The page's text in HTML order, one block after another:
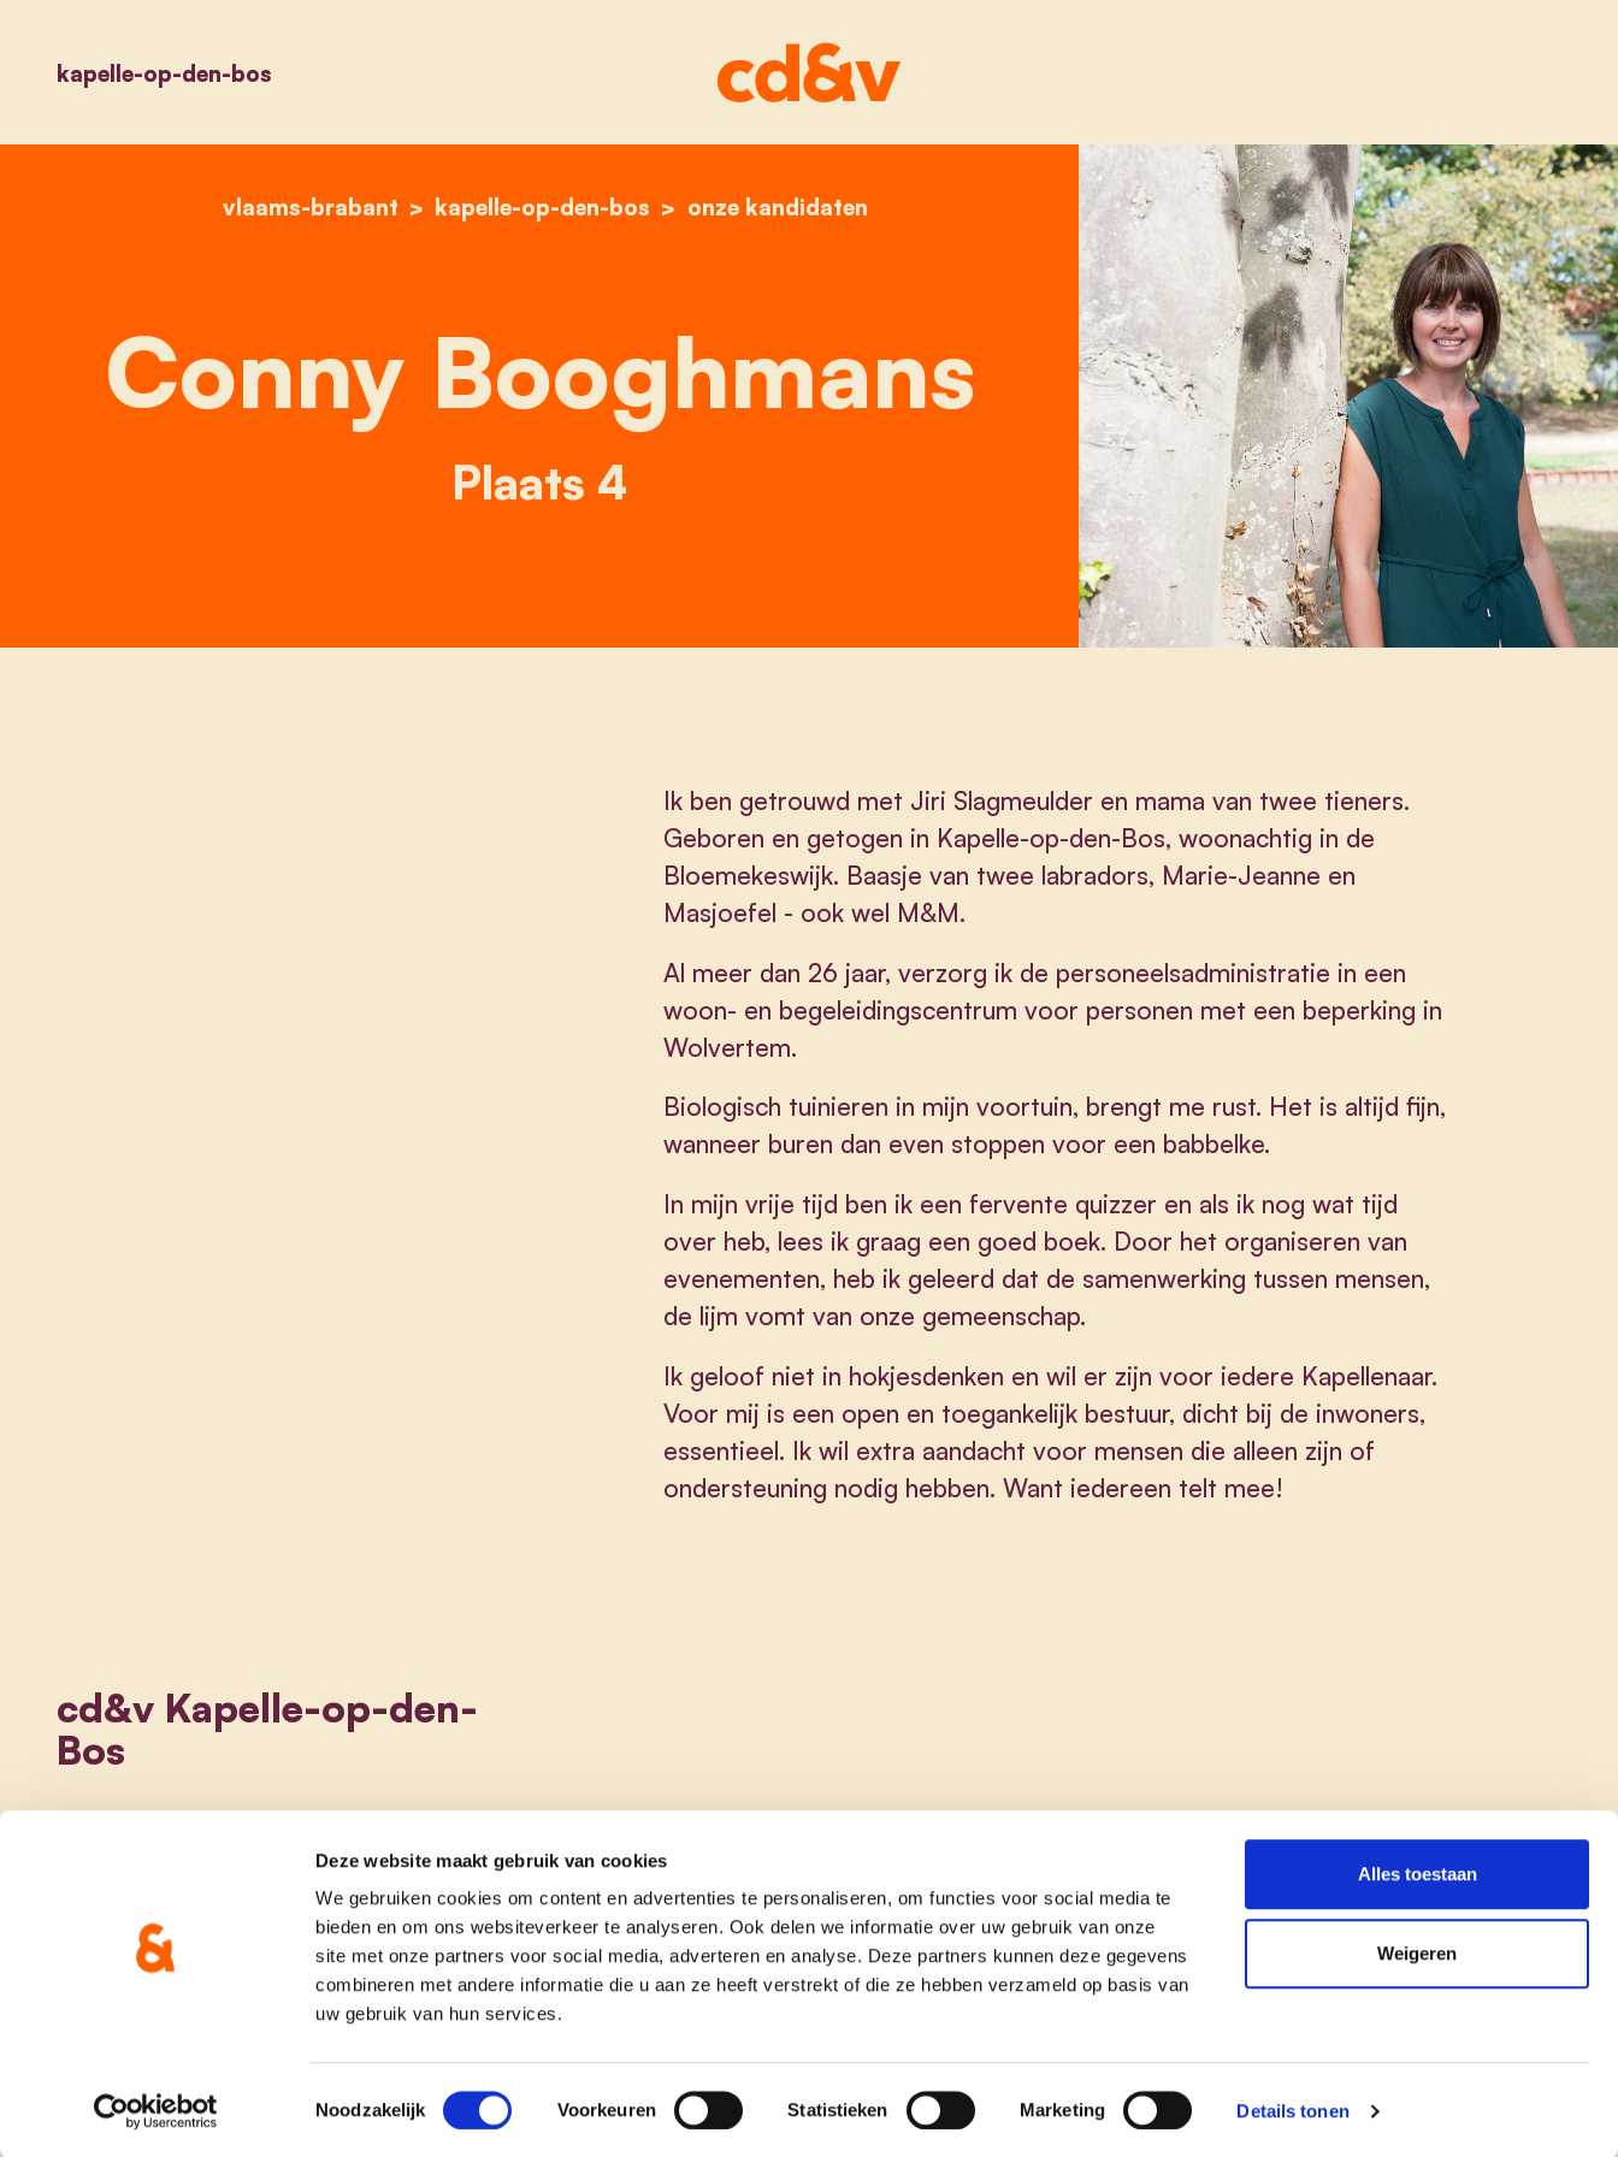
Deze website maakt gebruik van cookies
We gebruiken cookies om content en advertenties te personaliseren, om functies voor social media te
bieden en om ons websiteverkeer te analyseren. Ook delen we informatie over uw gebruik van onze
site met onze partners voor social media, adverteren en analyse. Deze partners kunnen deze gegevens
combineren met andere informatie die u aan ze heeft verstrekt of die ze hebben verzameld op basis van
uw gebruik van hun services.
Toestemmingsselectie
Noodzakelijk Voorkeuren Statistieken Marketing Details tonen
Alles toestaan
Weigeren
kapelle-op-den-bos
home
vlaams-brabant kapelle-op-den-bos onze kandidaten
conny booghmans
Conny Booghmans
Plaats 4
Ik ben getrouwd met Jiri Slagmeulder en mama van twee tieners.
Geboren en getogen in Kapelle-op-den-Bos, woonachtig in de
Bloemekeswijk. Baasje van twee labradors, Marie-Jeanne en
Masjoefel - ook wel M&M.
Al meer dan 26 jaar, verzorg ik de personeelsadministratie in een
woon- en begeleidingscentrum voor personen met een beperking in
Wolvertem.
Biologisch tuinieren in mijn voortuin, brengt me rust. Het is altijd fijn,
wanneer buren dan even stoppen voor een babbelke.
In mijn vrije tijd ben ik een fervente quizzer en als ik nog wat tijd
over heb, lees ik graag een goed boek. Door het organiseren van
evenementen, heb ik geleerd dat de samenwerking tussen mensen,
de lijm vomt van onze gemeenschap.
Ik geloof niet in hokjesdenken en wil er zijn voor iedere Kapellenaar.
Voor mij is een open en toegankelijk bestuur, dicht bij de inwoners,
essentieel. Ik wil extra aandacht voor mensen die alleen zijn of
ondersteuning nodig hebben. Want iedereen telt mee!
cd&v Kapelle-op-den-
Bos
onze partij doe mee contact